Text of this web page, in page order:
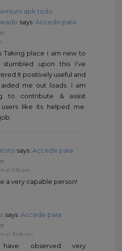
apk todo
says :Accede para
Taking place i am new to
upon this I’ve
It positively useful and
me out loads. I am
to contribute & assist
like its helped me.
says :Accede para
at 5:36 pm
a very capable person!
says :Accede para
at 10:45 am
observed very